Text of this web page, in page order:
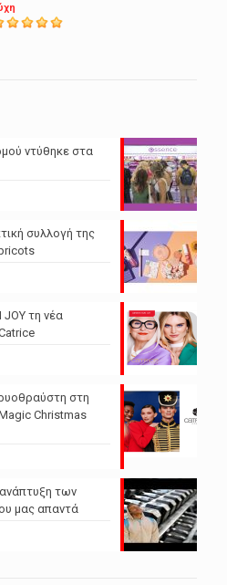
ντύθηκε στα
συλλογή της
JOY τη νέα
στη
Christmas
των
μας απαντά